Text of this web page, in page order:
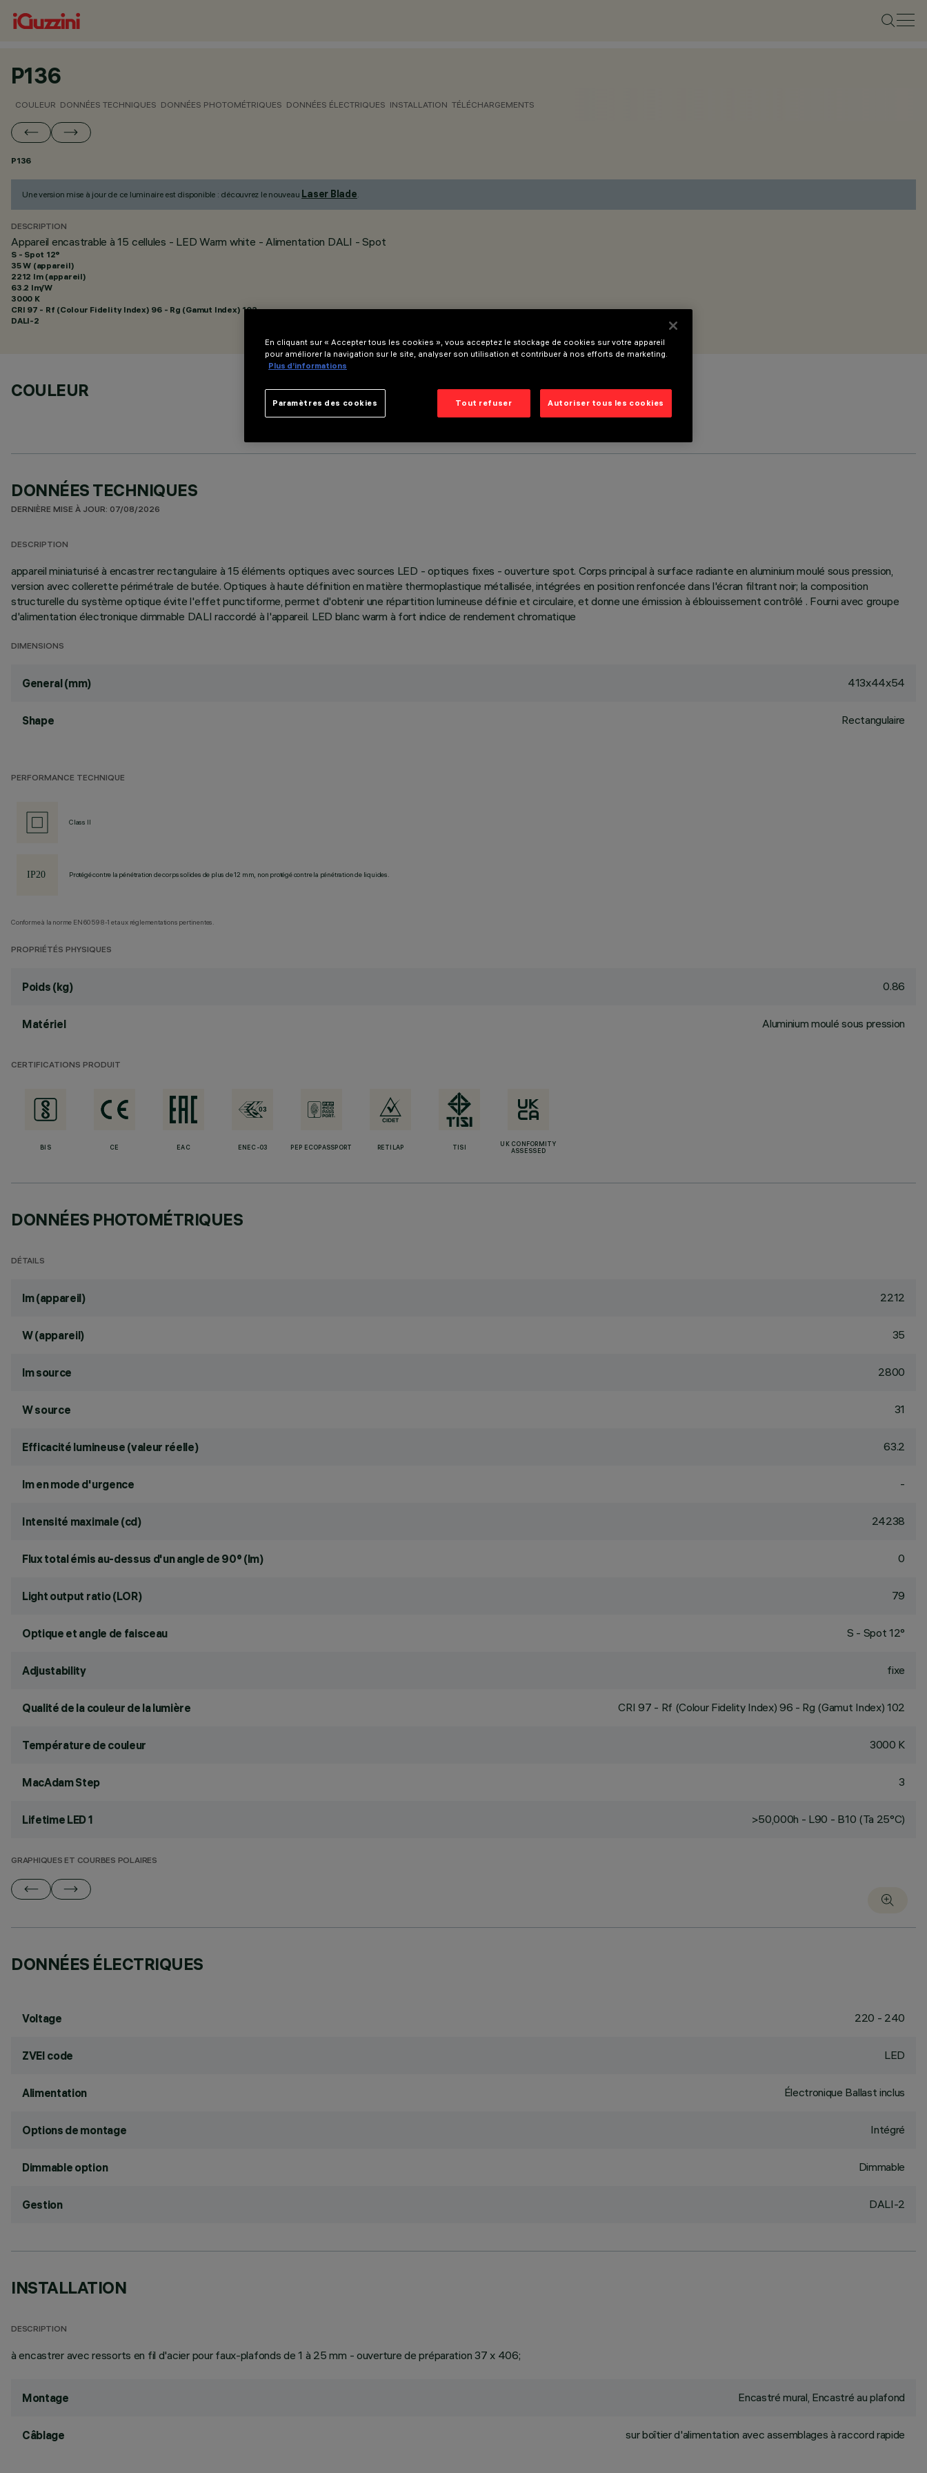
P136
COULEUR DONNÉES TECHNIQUES DONNÉES PHOTOMÉTRIQUES DONNÉES ÉLECTRIQUES INSTALLATION TÉLÉCHARGEMENTS
P136
Une version mise à jour de ce luminaire est disponible : découvrez le nouveau Laser Blade.
DESCRIPTION
Appareil encastrable à 15 cellules - LED Warm white - Alimentation DALI - Spot
S - Spot 12°
35 W (appareil)
2212 lm (appareil)
63.2 lm/W
3000 K
CRI 97 - Rf (Colour Fidelity Index) 96 - Rg (Gamut Index) 102
DALI-2
COULEUR
DONNÉES TECHNIQUES
DERNIÈRE MISE À JOUR: 07/08/2026
DESCRIPTION
appareil miniaturisé à encastrer rectangulaire à 15 éléments optiques avec sources LED - optiques fixes - ouverture spot. Corps principal à surface radiante en aluminium moulé sous pression,
version avec collerette périmétrale de butée. Optiques à haute définition en matière thermoplastique métallisée, intégrées en position renfoncée dans l'écran filtrant noir; la composition
structurelle du système optique évite l'effet punctiforme, permet d'obtenir une répartition lumineuse définie et circulaire, et donne une émission à éblouissement contrôlé . Fourni avec groupe
d'alimentation électronique dimmable DALI raccordé à l'appareil. LED blanc warm à fort indice de rendement chromatique
DIMENSIONS
General (mm) 413x44x54
Shape Rectangulaire
PERFORMANCE TECHNIQUE
Class II
Protégé contre la pénétration de corps solides de plus de 12 mm, non protégé contre la pénétration de liquides.
Conforme à la norme EN60598-1 et aux réglementations pertinentes.
PROPRIÉTÉS PHYSIQUES
Poids (kg) 0.86
Matériel Aluminium moulé sous pression
CERTIFICATIONS PRODUIT
BIS CE EAC ENEC-03 PEP ECOPASSPORT RETILAP TISI
UK CONFORMITY
ASSESSED
DONNÉES PHOTOMÉTRIQUES
DÉTAILS
lm (appareil) 2212
W (appareil) 35
lm source 2800
W source 31
Efficacité lumineuse (valeur réelle) 63.2
lm en mode d'urgence -
Intensité maximale (cd) 24238
Flux total émis au-dessus d'un angle de 90° (lm) 0
Light output ratio (LOR) 79
Optique et angle de faisceau S - Spot 12°
Adjustability fixe
Qualité de la couleur de la lumière CRI97 - Rf (Colour Fidelity Index) 96 - Rg (Gamut Index) 102
Température de couleur 3000 K
MacAdam Step 3
Lifetime LED 1 >50,000h - L90 - B10 (Ta 25°C)
GRAPHIQUES ET COURBES POLAIRES
DONNÉES ÉLECTRIQUES
Voltage 220 - 240
ZVEI code LED
Alimentation Électronique Ballast inclus
Options de montage Intégré
Dimmable option Dimmable
Gestion DALI-2
INSTALLATION
DESCRIPTION
à encastrer avec ressorts en fil d'acier pour faux-plafonds de 1 à 25 mm - ouverture de préparation 37 x 406;
Montage Encastré mural, Encastré au plafond
Câblage sur boîtier d'alimentation avec assemblages à raccord rapide
En cliquant sur « Accepter tous les cookies », vous acceptez le stockage de cookies sur votre appareil
pour améliorer la navigation sur le site, analyser son utilisation et contribuer à nos efforts de marketing.
Plus d’informations
Tout refuser Autoriser tous les cookies
Paramètres des cookies